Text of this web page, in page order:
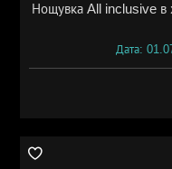
Нощувка All inclusive в
Дата: